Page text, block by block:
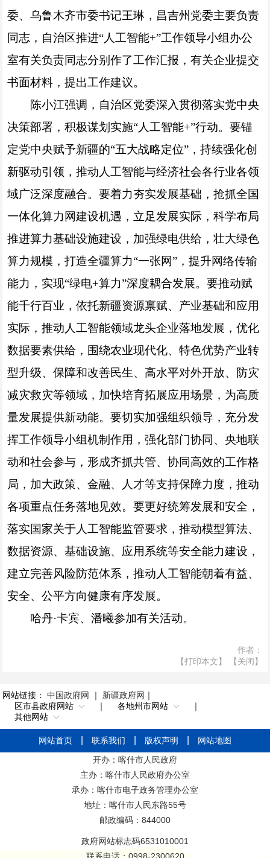
委、乌鲁木齐市委书记王琳，昌吉州党委主要负责
同志，自治区推进“人工智能+”工作领导小组办公
室有关负责同志分别作了工作汇报，有关企业提交
书面材料，提出工作建议。
陈小江强调，自治区党委深入贯彻落实党中央
决策部署，积极谋划实施“人工智能+”行动。要锚
定党中央赋予新疆的“五大战略定位”，持续强化创
新驱动引领，推动人工智能与经济社会各行业各领
域广泛深度融合。要着力夯实发展基础，抢抓全国
一体化算力网建设机遇，立足发展实际，科学布局
推进算力基础设施建设，加强绿电供给，壮大绿色
算力规模，打造全疆算力“一张网”，提升网络传输
能力，实现“绿电+算力”深度耦合发展。要推动赋
能千行百业，依托新疆资源禀赋、产业基础和应用
实际，推动人工智能领域龙头企业落地发展，优化
数据要素供给，围绕农业现代化、特色优势产业转
型升级、保障和改善民生、高水平对外开放、防灾
减灾救灾等领域，加快培育拓展应用场景，为高质
量发展提供新动能。要切实加强组织领导，充分发
挥工作领导小组机制作用，强化部门协同、央地联
动和社会参与，形成齐抓共管、协同高效的工作格
局，加大政策、金融、人才等支持保障力度，推动
各项重点任务落地见效。要更好统筹发展和安全，
落实国家关于人工智能监管要求，推动模型算法、
数据资源、基础设施、应用系统等安全能力建设，
建立完善风险防范体系，推动人工智能朝着有益、
安全、公平方向健康有序发展。
哈丹·卡宾、潘曦参加有关活动。
作者：
【打印本文】
【关闭】
网站链接： 中国政府网 ｜ 新疆政府网 ｜
区市县政府网站
｜ 各地州市网站
｜
其他网站
网站首页 联系我们 版权声明
网站地图
开办：喀什市人民政府
主办：喀什市人民政府办公室
承办：喀什市电子政务管理办公室
地址：喀什市人民东路55号
邮政编码：844000
政府网站标志码6531010001